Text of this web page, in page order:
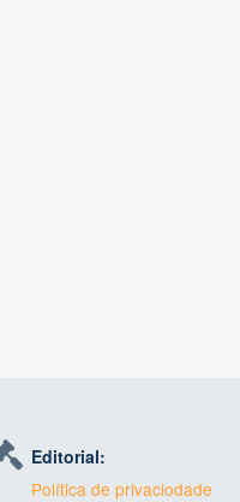
Editorial:
Política de privaciodade